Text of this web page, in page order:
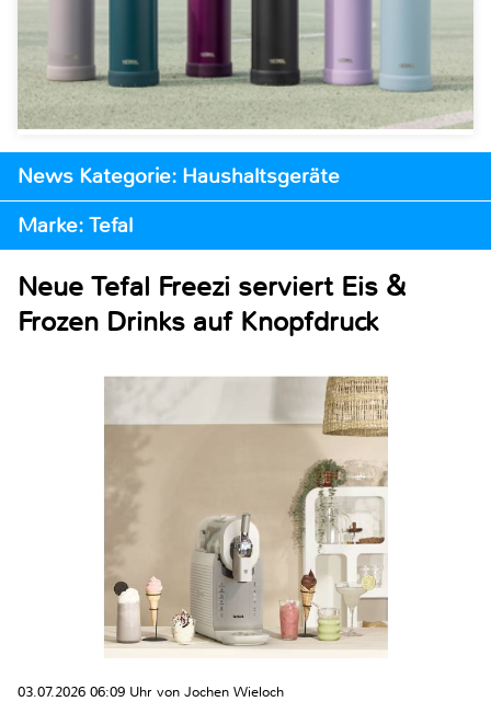
News Kategorie: Haushaltsgeräte
Marke: Tefal
Neue Tefal Freezi serviert Eis &
Frozen Drinks auf Knopfdruck
03.07.2026 06:09 Uhr von Jochen Wieloch